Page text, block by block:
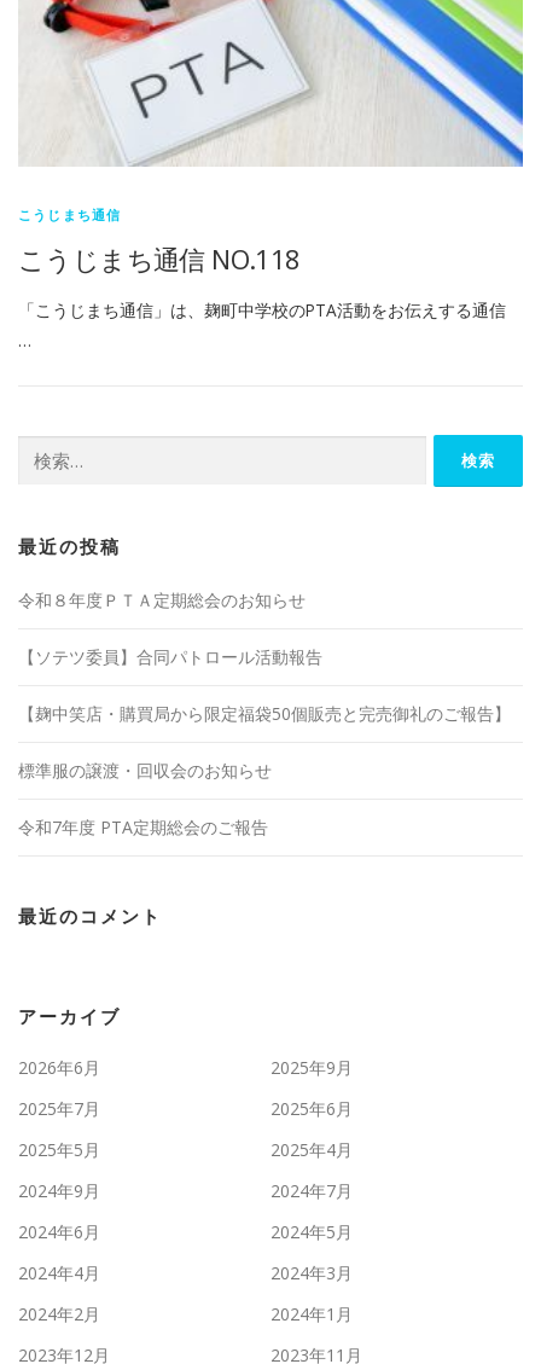
こうじまち通信
こうじまち通信 NO.118
「こうじまち通信」は、麹町中学校のPTA活動をお伝えする通信
…
最近の投稿
令和８年度ＰＴＡ定期総会のお知らせ
【ソテツ委員】合同パトロール活動報告
【麹中笑店・購買局から限定福袋50個販売と完売御礼のご報告】
標準服の譲渡・回収会のお知らせ
令和7年度 PTA定期総会のご報告
最近のコメント
アーカイブ
2026年6月
2025年9月
2025年7月
2025年6月
2025年5月
2025年4月
2024年9月
2024年7月
2024年6月
2024年5月
2024年4月
2024年3月
2024年2月
2024年1月
2023年12月
2023年11月